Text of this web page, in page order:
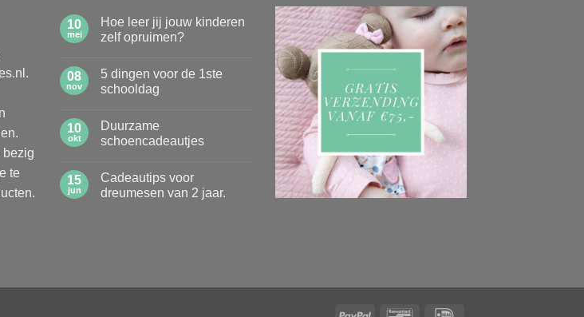
bezig
te
10
mei
Hoe leer jij jouw kinderen
zelf opruimen?
op
Hoe
leer
kinderen
opruimen?
08
nov
5 dingen voor de 1ste
schooldag
op
dingen
1ste
schooldag
10
okt
Duurzame
schoencadeautjes
op
Duurzame
schoencadeautjes
15
jun
Cadeautips voor
dreumesen van 2 jaar.